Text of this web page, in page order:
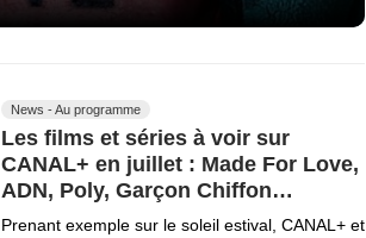
News - Au programme
Les films et séries à voir sur
CANAL+ en juillet : Made For Love,
ADN, Poly, Garçon Chiffon…
Prenant exemple sur le soleil estival, CANAL+ et